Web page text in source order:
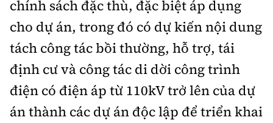
chính sách đặc thù, đặc biệt áp dụng
cho dự án, trong đó có dự kiến nội dung
tách công tác bồi thường, hỗ trợ, tái
định cư và công tác di dời công trình
điện có điện áp từ 110kV trở lên của dự
án thành các dự án độc lập để triển khai